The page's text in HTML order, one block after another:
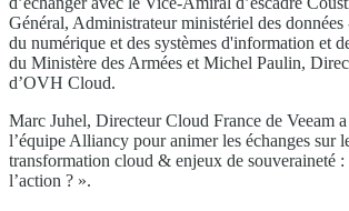
Général, Administrateur ministériel des
du numérique et des systèmes d'information et
du Ministère des Armées et Michel Paulin,
d’OVH Cloud.
Marc Juhel, Directeur Cloud France de Veeam
l’équipe Alliancy pour animer les échanges sur
transformation cloud & enjeux de souveraineté :
l’action ? ».